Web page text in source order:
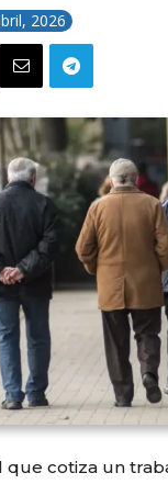
2026
que cotiza un